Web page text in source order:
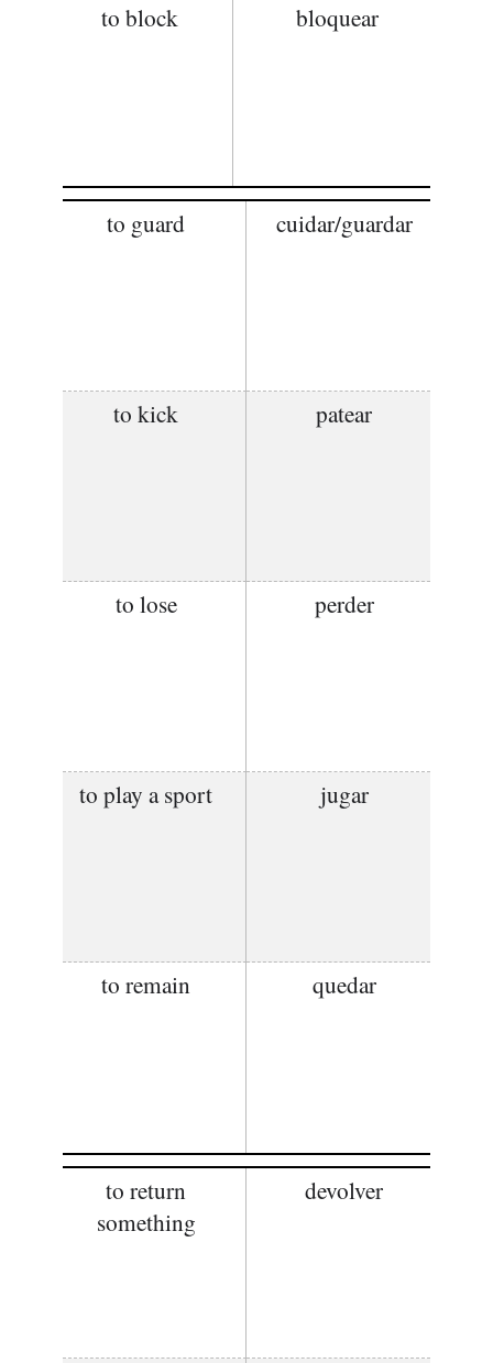
to block bloquear
to guard cuidar/guardar
to kick patear
to lose perder
to play a sport jugar
to remain quedar
to return
something
devolver